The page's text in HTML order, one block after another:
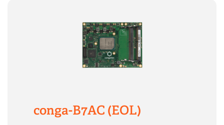
conga-B7AC (EOL)